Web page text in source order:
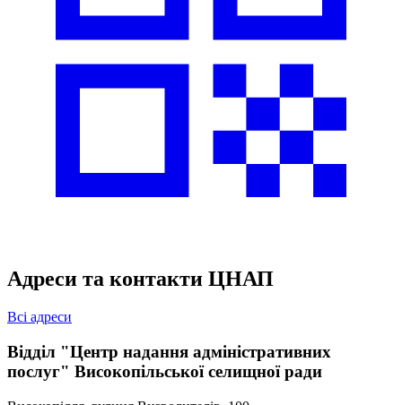
Адреси та контакти ЦНАП
Всі адреси
Відділ "Центр надання адміністративних
послуг" Високопільської селищної ради